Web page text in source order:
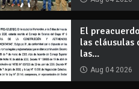
El
las cláusulas
las...
Aug 04 2026